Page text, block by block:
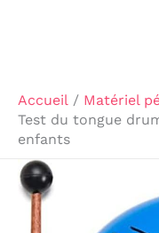
Accueil
Matériel
Test du tongue
enfants